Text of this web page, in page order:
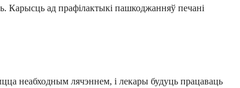
Карысць ад прафілактыкі пашкоджанняў печані
неабходным лячэннем, і лекары будуць працаваць